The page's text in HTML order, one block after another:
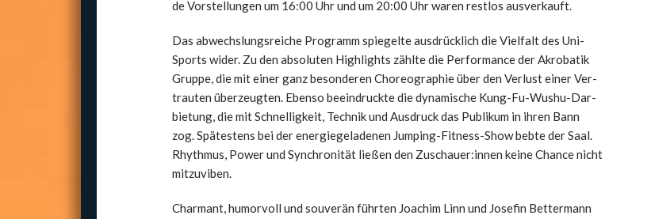
de Vor­stel­lun­gen um 16:00 Uhr und um 20:00 Uhr waren rest­los aus­ver­kauft.
Das abwechs­lungs­rei­che Pro­gramm spie­gel­te aus­drück­lich die Viel­falt des Uni­
Sports wider. Zu den abso­lu­ten High­lights zähl­te die Per­for­mance der Akro­ba­tik
Grup­pe, die mit einer ganz beson­de­ren Cho­reo­gra­phie über den Ver­lust einer Ver­
trau­ten über­zeug­ten. Eben­so beein­druck­te die dyna­mi­sche Kung-Fu-Wushu-Dar­
bie­tung, die mit Schnel­lig­keit, Tech­nik und Aus­druck das Publi­kum in ihren Bann
zog. Spä­tes­tens bei der ener­gie­ge­la­de­nen Jum­ping-Fit­ness-Show beb­te der Saal.
Rhyth­mus, Power und Syn­chro­ni­tät lie­ßen den Zuschauer:innen kei­ne Chan­ce nicht
mit­zu­vi­ben.
Char­mant, humor­voll und sou­ve­rän führ­ten Joa­chim Linn und Jose­fin Bet­ter­mann